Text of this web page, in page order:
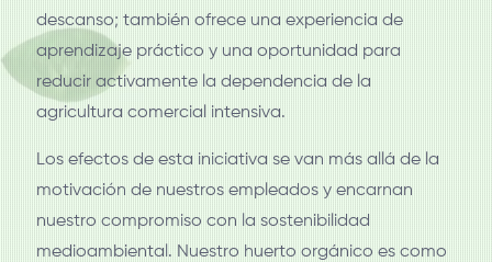
descanso; también ofrece una experiencia de
aprendizaje práctico y una oportunidad para
reducir activamente la dependencia de la
agricultura comercial intensiva.
Los efectos de esta iniciativa se van más allá de la
motivación de nuestros empleados y encarnan
nuestro compromiso con la sostenibilidad
medioambiental. Nuestro huerto orgánico es como